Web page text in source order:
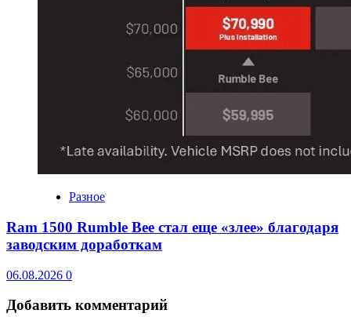
Разное
Ram 1500 Rumble Bee стал еще «злее» благодаря
заводским доработкам
06.08.2026 0
Добавить комментарий